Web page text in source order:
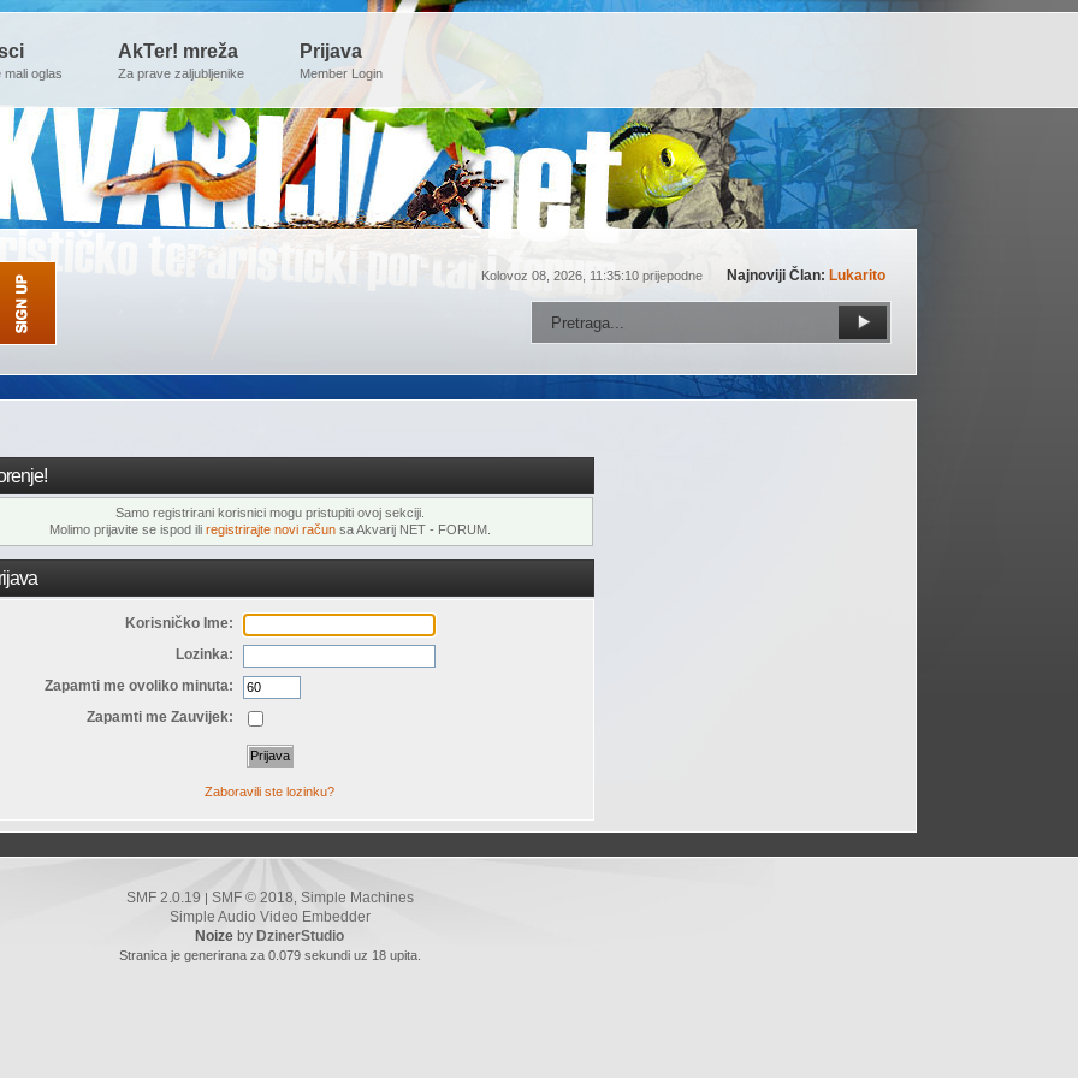
mali oglas
AkTer! mreža
Za prave zaljubljenike
Prijava
Member Login
Kolovoz 08, 2026, 11:35:10 prijepodne Najnoviji Član: Lukarito
Samo registrirani korisnici mogu pristupiti ovoj sekciji.
Molimo prijavite se ispod ili registrirajte novi računsa Akvarij NET - FORUM.
Korisničko Ime:
Lozinka:
Zapamti me ovoliko minuta:
Zapamti me Zauvijek:
Zaboravili ste lozinku?
SMF 2.0.19 SMF © 2018 Simple Machines
Simple Audio Video Embedder
Noize by DzinerStudio
Stranica je generirana za 0.079 sekundi uz 18 upita.